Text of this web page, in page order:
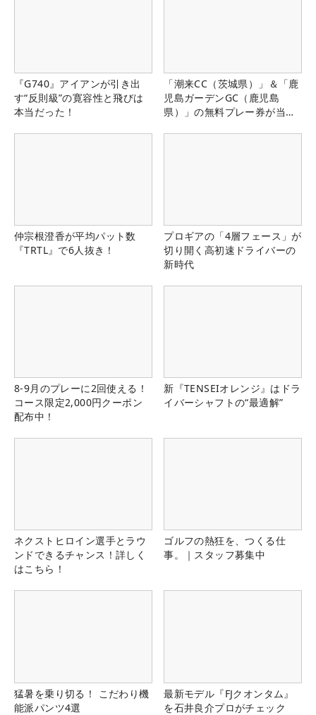
『G740』アイアンが引き出
す“反則級”の寛容性と飛びは
本当だった！
「潮来CC（茨城県）」＆「鹿
児島ガーデンGC（鹿児島
県）」の無料プレー券が当た
仲宗根澄香が平均パット数
『TRTL』で6人抜き！
プロギアの「4層フェース」が
切り開く高初速ドライバーの
新時代
8-9月のプレーに2回使える！
コース限定2,000円クーポン
配布中！
新『TENSEIオレンジ』はドラ
イバーシャフトの“最適解”
ネクストヒロイン選手とラウ
ンドできるチャンス！詳しく
はこちら！
ゴルフの熱狂を、つくる仕
事。｜スタッフ募集中
猛暑を乗り切る！ こだわり機
能派パンツ4選
最新モデル『FJクオンタム』
を石井良介プロがチェック